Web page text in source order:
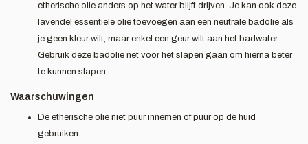
etherische olie anders op het water blijft drijven. Je kan ook deze
lavendel essentiële olie toevoegen aan een neutrale badolie als
je geen kleur wilt, maar enkel een geur wilt aan het badwater.
Gebruik deze badolie net voor het slapen gaan om hierna beter
te kunnen slapen.
Waarschuwingen
De etherische olie niet puur innemen of puur op de huid
gebruiken.